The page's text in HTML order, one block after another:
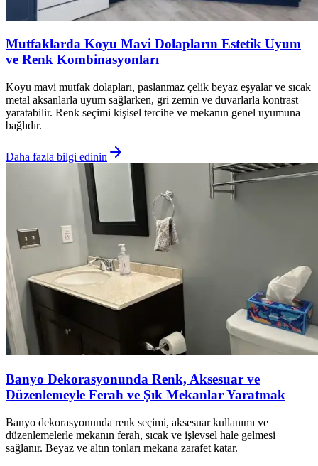
Mutfaklarda Koyu Mavi Dolapların Estetik Uyum
ve Renk Kombinasyonları
Koyu mavi mutfak dolapları, paslanmaz çelik beyaz eşyalar ve sıcak
metal aksanlarla uyum sağlarken, gri zemin ve duvarlarla kontrast
yaratabilir. Renk seçimi kişisel tercihe ve mekanın genel uyumuna
bağlıdır.
Daha fazla bilgi edinin
Banyo Dekorasyonunda Renk, Aksesuar ve
Düzenlemeyle Ferah ve Şık Mekanlar Yaratmak
Banyo dekorasyonunda renk seçimi, aksesuar kullanımı ve
düzenlemelerle mekanın ferah, sıcak ve işlevsel hale gelmesi
sağlanır. Beyaz ve altın tonları mekana zarafet katar.